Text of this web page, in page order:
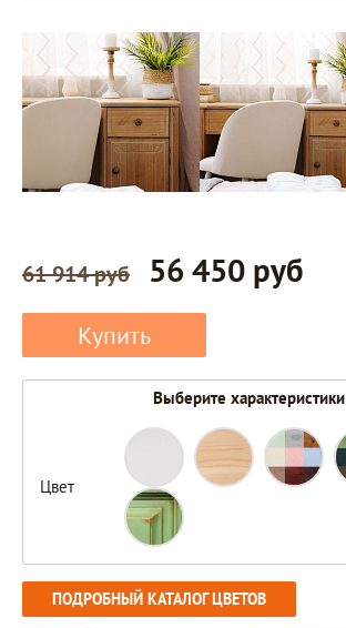
61 914 руб 56 450 руб
Купить
Выберите характеристики
Цвет
ПОДРОБНЫЙ КАТАЛОГ ЦВЕТОВ